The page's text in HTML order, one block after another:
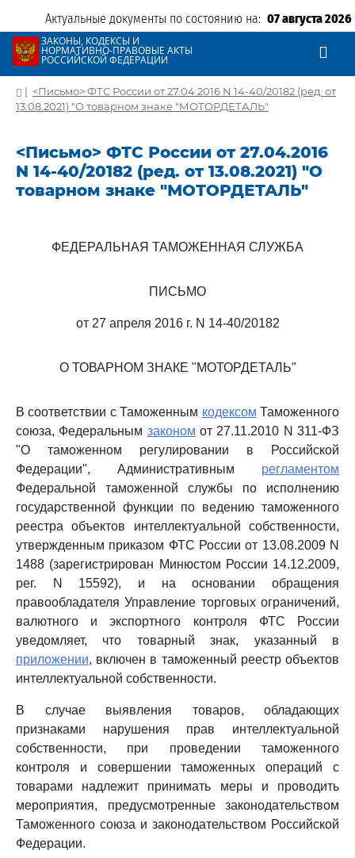
Актуальные документы по состоянию на: 07 августа 2026
ЗАКОНЫ, КОДЕКСЫ И
НОРМАТИВНО-ПРАВОВЫЕ АКТЫ
РОССИЙСКОЙ ФЕДЕРАЦИИ
| <Письмо> ФТС России от 27.04.2016 N 14-40/20182 (ред. от
13.08.2021) "О товарном знаке "МОТОРДЕТАЛЬ"
<Письмо> ФТС России от 27.04.2016
N 14-40/20182 (ред. от 13.08.2021) "О
товарном знаке "МОТОРДЕТАЛЬ"
ФЕДЕРАЛЬНАЯ ТАМОЖЕННАЯ СЛУЖБА
ПИСЬМО
от 27 апреля 2016 г. N 14-40/20182
О ТОВАРНОМ ЗНАКЕ "МОТОРДЕТАЛЬ"
В соответствии с Таможенным кодексом Таможенного
союза, Федеральным законом от 27.11.2010 N 311-ФЗ
"О таможенном регулировании в Российской
Федерации", Административным регламентом
Федеральной таможенной службы по исполнению
государственной функции по ведению таможенного
реестра объектов интеллектуальной собственности,
утвержденным приказом ФТС России от 13.08.2009 N
1488 (зарегистрирован Минюстом России 14.12.2009,
рег. N 15592), и на основании обращения
правообладателя Управление торговых ограничений,
валютного и экспортного контроля ФТС России
уведомляет, что товарный знак, указанный в
приложении, включен в таможенный реестр объектов
интеллектуальной собственности.
В случае выявления товаров, обладающих
признаками нарушения прав интеллектуальной
собственности, при проведении таможенного
контроля и совершении таможенных операций с
товарами надлежит принимать меры и проводить
мероприятия, предусмотренные законодательством
Таможенного союза и законодательством Российской
Федерации.